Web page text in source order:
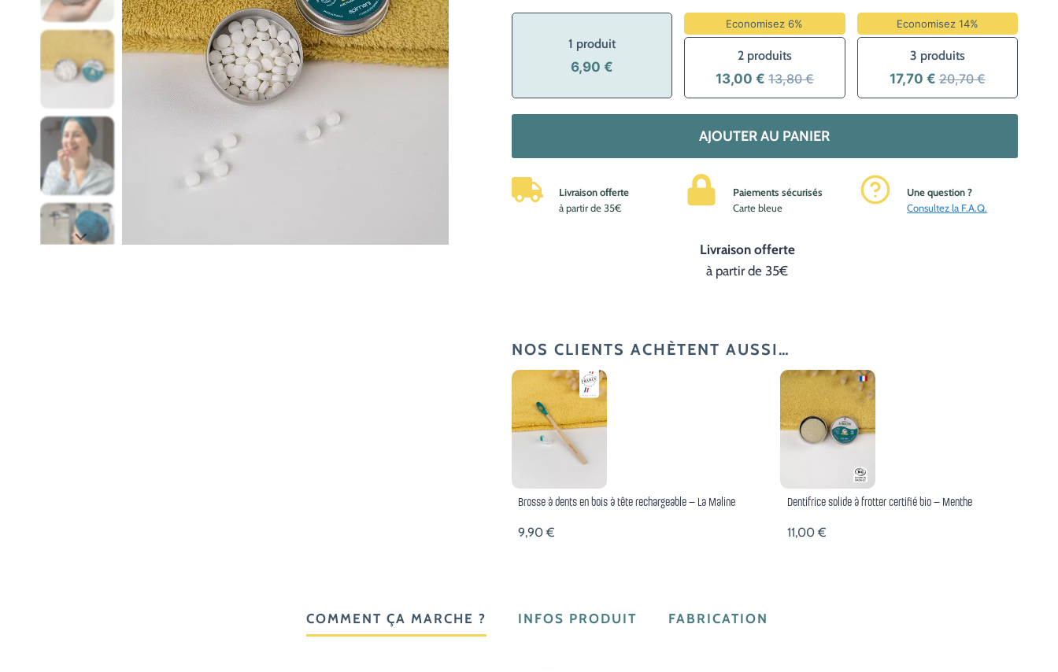
1 produit
6,90 €
Economisez 6%
2 produits
13,00 € 13,80 €
Economisez 14%
3 produits
17,70 €20,70 €
la
Menthe
AJOUTER AU PANIER
Livraison offerte
à partir de 35€
Paiements sécurisés
Carte bleue
Une question ?
Consultez la F.A.Q.
Livraison offerte
à partir de 35€
NOS CLIENTS ACHÈTENT AUSSI…
Brosse à dents en bois à tête rechargeable – La Maline
9,90€
Dentifrice solide à frotter certifié bio – Menthe
11,00€
COMMENT ÇA MARCHE ? INFOS PRODUIT FABRICATION